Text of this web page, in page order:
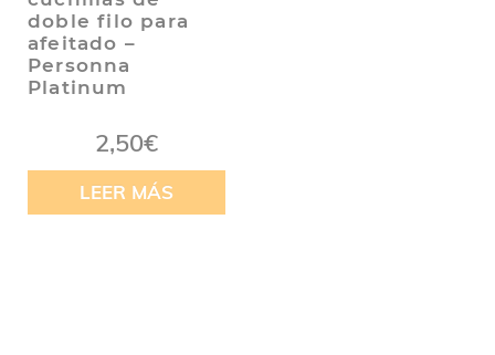
doble filo para
afeitado –
Personna
Platinum
2,50€
LEER MÁS